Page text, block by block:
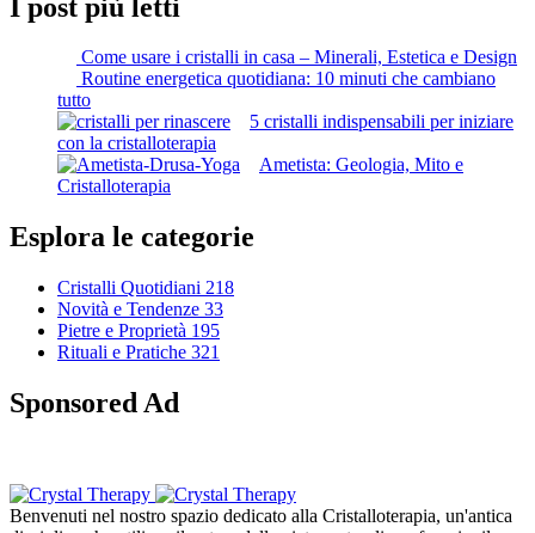
I post più letti
Come usare i cristalli in casa – Minerali, Estetica e Design
Routine energetica quotidiana: 10 minuti che cambiano
tutto
5 cristalli indispensabili per iniziare
con la cristalloterapia
Ametista: Geologia, Mito e
Cristalloterapia
Esplora le categorie
Cristalli Quotidiani 218
Novità e Tendenze 33
Pietre e Proprietà 195
Rituali e Pratiche 321
Sponsored Ad
Benvenuti nel nostro spazio dedicato alla Cristalloterapia, un'antica